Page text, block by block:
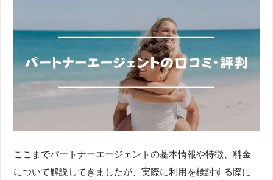
ここまでパートナーエージェントの基本情報や特徴、料金
について解説してきましたが、実際に利用を検討する際に